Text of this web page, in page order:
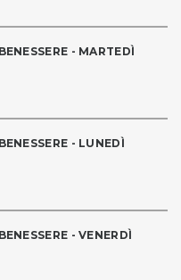
- MARTEDÌ
- LUNEDÌ
- VENERDÌ